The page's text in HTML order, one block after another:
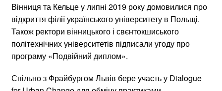
Вінниця та Кельце у липні 2019 року домовилися про
відкриття філії українського університету в Польщі.
Також ректори вінницького і свєнтокшиського
політехнічних університетів підписали угоду про
програму «Подвійний диплом».
Спільно з Фрайбургом Львів бере участь у Dialogue